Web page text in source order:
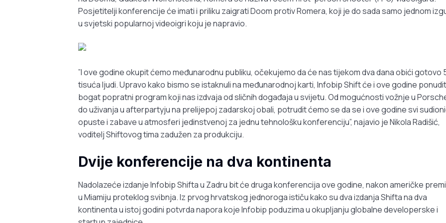
Posjetitelji konferencije će imati i priliku zaigrati Doom protiv Romera, koji je do sada samo jednom
u svjetski popularnoj videoigri koju je napravio.
”I ove godine okupit ćemo međunarodnu publiku, očekujemo da će nas tijekom dva dana obići gotovo
tisuća ljudi. Upravo kako bismo se istaknuli na međunarodnoj karti, Infobip Shift će i ove godine
bogat popratni program koji nas izdvaja od sličnih događaja u svijetu. Od mogućnosti vožnje u
do uživanja u afterpartyju na prelijepoj zadarskoj obali, potrudit ćemo se da se i ove godine svi
opuste i zabave u atmosferi jedinstvenoj za jednu tehnološku konferenciju”, najavio je Nikola Radišić,
voditelj Shiftovog tima zadužen za produkciju.
Dvije konferencije na dva kontinenta
Nadolazeće izdanje Infobip Shifta u Zadru bit će druga konferencija ove godine, nakon američke
u Miamiju proteklog svibnja. Iz prvog hrvatskog jednoroga ističu kako su dva izdanja Shifta na dva
kontinenta u istoj godini potvrda napora koje Infobip poduzima u okupljanju globalne developerske i